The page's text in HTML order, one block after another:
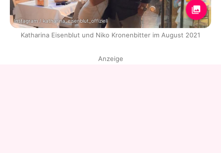
Instagram / katharina_eisenblut_offiziell
Katharina Eisenblut und Niko Kronenbitter im August 2021
Anzeige